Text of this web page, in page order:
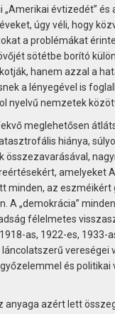
évtizedét” és
úgy véli, hogy
a problémákat
sötétbe borító
hanem azzal a
a lényegével is
nyelvű nemzetek
meglehetősen
hiánya,
összezavarásával,
amelyeket
minden, az
A „demokrácia”
félelmetes
as, 1922-es, 1933-
vereségei
és politikai
anyaga azért lett